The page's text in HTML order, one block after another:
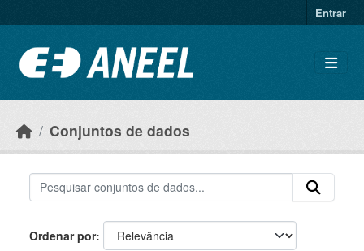
Entrar
Conjuntos de dados
Ordenar por